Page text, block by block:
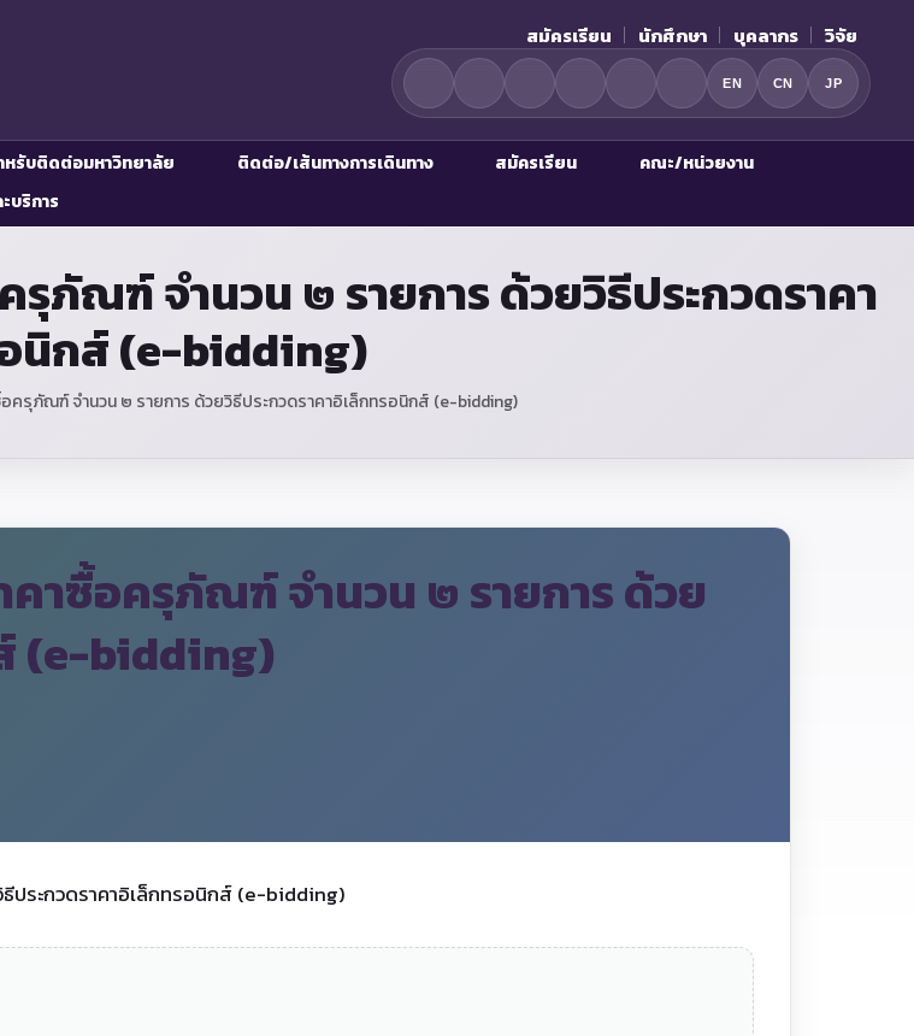
สมัครเรียน นักศึกษา บุคลากร วิจัย
EN CN JP
หรับติดต่อมหาวิทยาลัย ติดต่อ/เส้นทางการเดินทาง สมัครเรียน
คณะ/หน่วยงาน
ริการ
ภัณฑ์ จำนวน ๒ รายการ ด้วยวิธีประกวดราคา
นิกส์ (e-bidding)
ครุภัณฑ์ จำนวน ๒ รายการ ด้วยวิธีประกวดราคาอิเล็กทรอนิกส์ (e-bidding)
คาซื้อครุภัณฑ์ จำนวน ๒ รายการ ด้วย
(e-bidding)
ประกวดราคาอิเล็กทรอนิกส์ (e-bidding)